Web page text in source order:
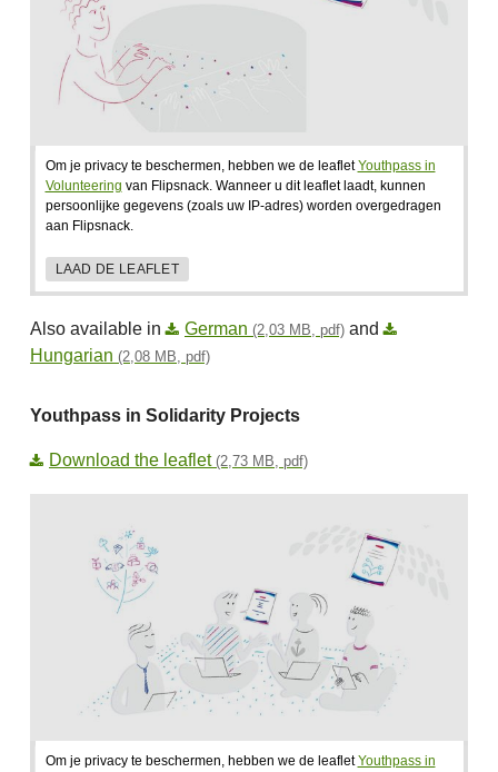
Om je privacy te beschermen, hebben we de leafletYouthpass in
Volunteering van Flipsnack. Wanneer u dit leaflet laadt, kunnen
persoonlijke gegevens (zoals uw IP-adres) worden overgedragen
aan Flipsnack.
LAAD DE LEAFLET
Also available in German (2,03 MB, pdf) and
Hungarian (2,08 MB, pdf)
Youthpass in Solidarity Projects
Download the leaflet (2,73 MB, pdf)
Om je privacy te beschermen, hebben we de leafletYouthpass in